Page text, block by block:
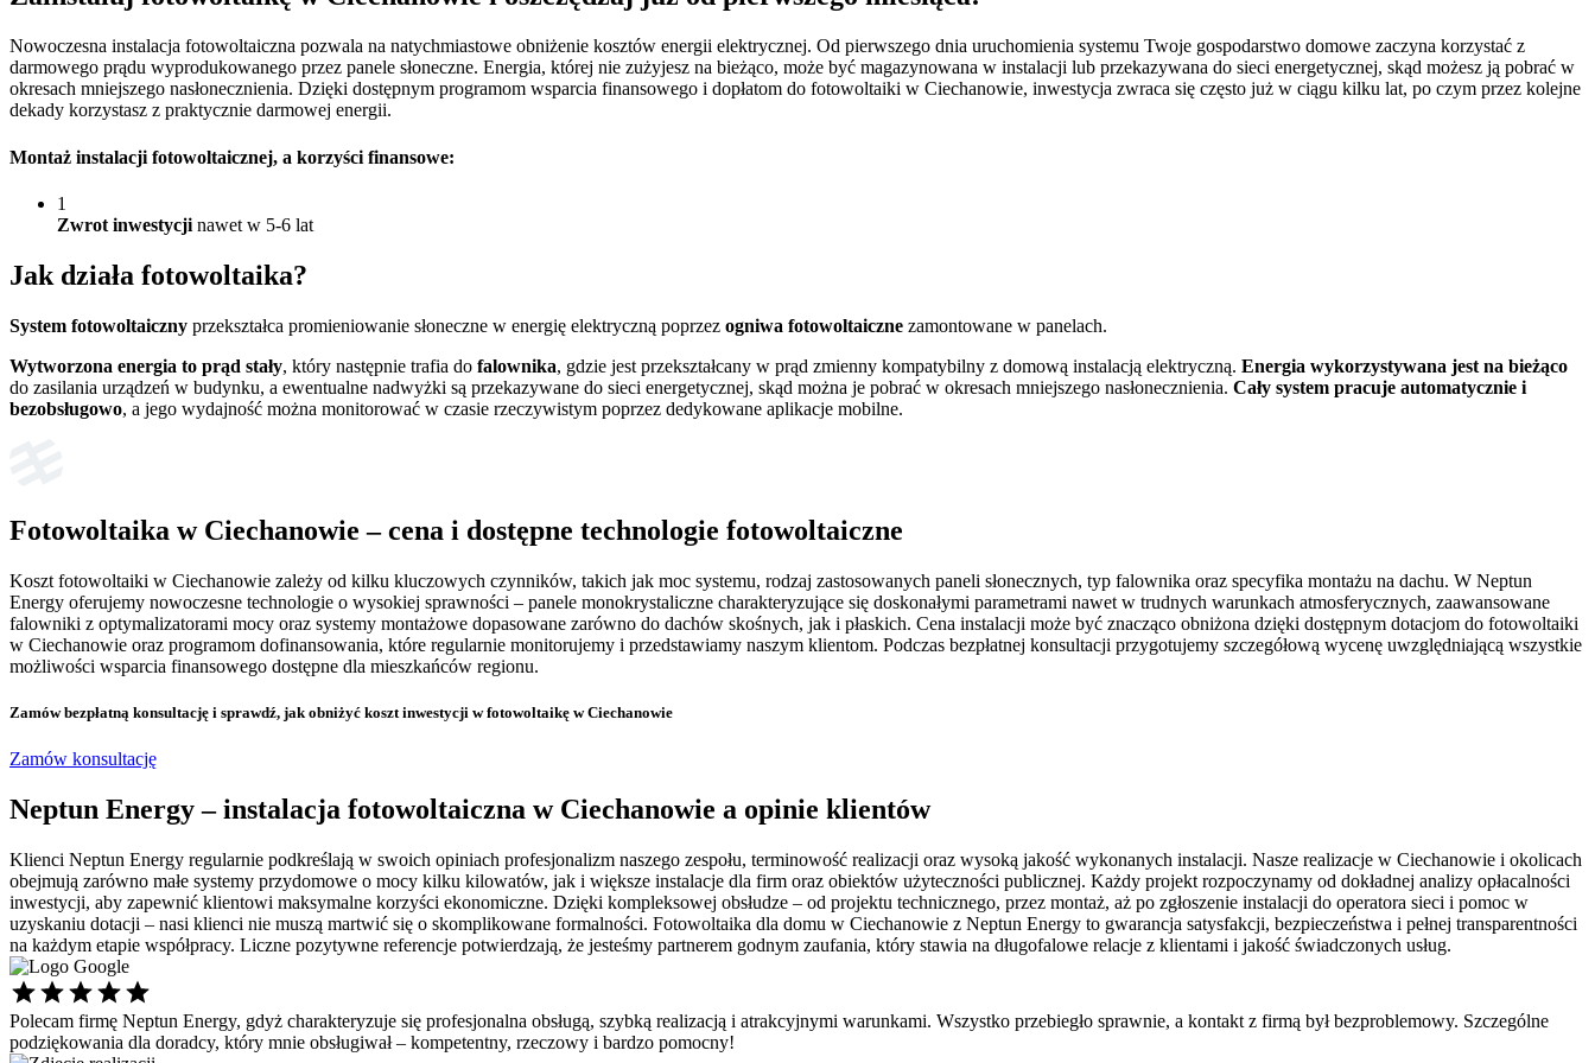
Nowoczesna instalacja fotowoltaiczna pozwala na natychmiastowe obniżenie kosztów energii elektrycznej. Od pierwszego dnia uruchomienia systemu Twoje gospodarstwo domowe zaczyna korzystać z
darmowego prądu wyprodukowanego przez panele słoneczne. Energia, której nie zużyjesz na bieżąco, może być magazynowana w instalacji lub przekazywana do sieci energetycznej, skąd możesz ją pobrać w
okresach mniejszego nasłonecznienia. Dzięki dostępnym programom wsparcia finansowego i dopłatom do fotowoltaiki w Ciechanowie, inwestycja zwraca się często już w ciągu kilku lat, po czym przez kolejne
dekady korzystasz z praktycznie darmowej energii.
Montaż instalacji fotowoltaicznej, a korzyści finansowe:
1
Zwrot inwestycji nawet w 5-6 lat
Jak działa fotowoltaika?
System fotowoltaiczny przekształca promieniowanie słoneczne w energię elektryczną poprzez ogniwa fotowoltaiczne zamontowane w panelach.
Wytworzona energia to prąd stały, który następnie trafia do falownika, gdzie jest przekształcany w prąd zmienny kompatybilny z domową instalacją elektryczną. Energia wykorzystywana jest na bieżąco
do zasilania urządzeń w budynku, a ewentualne nadwyżki są przekazywane do sieci energetycznej, skąd można je pobrać w okresach mniejszego nasłonecznienia. Cały system pracuje automatycznie i
bezobsługowo, a jego wydajność można monitorować w czasie rzeczywistym poprzez dedykowane aplikacje mobilne.
Fotowoltaika w Ciechanowie – cena i dostępne technologie fotowoltaiczne
Koszt fotowoltaiki w Ciechanowie zależy od kilku kluczowych czynników, takich jak moc systemu, rodzaj zastosowanych paneli słonecznych, typ falownika oraz specyfika montażu na dachu. W Neptun
Energy oferujemy nowoczesne technologie o wysokiej sprawności – panele monokrystaliczne charakteryzujące się doskonałymi parametrami nawet w trudnych warunkach atmosferycznych, zaawansowane
falowniki z optymalizatorami mocy oraz systemy montażowe dopasowane zarówno do dachów skośnych, jak i płaskich. Cena instalacji może być znacząco obniżona dzięki dostępnym dotacjom do fotowoltaiki
w Ciechanowie oraz programom dofinansowania, które regularnie monitorujemy i przedstawiamy naszym klientom. Podczas bezpłatnej konsultacji przygotujemy szczegółową wycenę uwzględniającą wszystkie
możliwości wsparcia finansowego dostępne dla mieszkańców regionu.
Zamów bezpłatną konsultację i sprawdź, jak obniżyć koszt inwestycji w fotowoltaikę w Ciechanowie
Zamów konsultację
Neptun Energy – instalacja fotowoltaiczna w Ciechanowie a opinie klientów
Klienci Neptun Energy regularnie podkreślają w swoich opiniach profesjonalizm naszego zespołu, terminowość realizacji oraz wysoką jakość wykonanych instalacji. Nasze realizacje w Ciechanowie i okolicach
obejmują zarówno małe systemy przydomowe o mocy kilku kilowatów, jak i większe instalacje dla firm oraz obiektów użyteczności publicznej. Każdy projekt rozpoczynamy od dokładnej analizy opłacalności
inwestycji, aby zapewnić klientowi maksymalne korzyści ekonomiczne. Dzięki kompleksowej obsłudze – od projektu technicznego, przez montaż, aż po zgłoszenie instalacji do operatora sieci i pomoc w
uzyskaniu dotacji – nasi klienci nie muszą martwić się o skomplikowane formalności. Fotowoltaika dla domu w Ciechanowie z Neptun Energy to gwarancja satysfakcji, bezpieczeństwa i pełnej transparentności
na każdym etapie współpracy. Liczne pozytywne referencje potwierdzają, że jesteśmy partnerem godnym zaufania, który stawia na długofalowe relacje z klientami i jakość świadczonych usług.
Polecam firmę Neptun Energy, gdyż charakteryzuje się profesjonalna obsługą, szybką realizacją i atrakcyjnymi warunkami. Wszystko przebiegło sprawnie, a kontakt z firmą był bezproblemowy. Szczególne
podziękowania dla doradcy, który mnie obsługiwał – kompetentny, rzeczowy i bardzo pomocny!